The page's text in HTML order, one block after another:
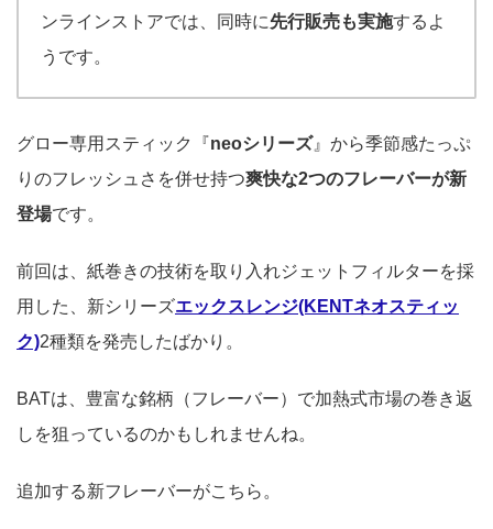
ンラインストアでは、同時に先行販売も実施するよ
うです。
グロー専用スティック『neoシリーズ』から季節感たっぷ
りのフレッシュさを併せ持つ爽快な2つのフレーバーが新
登場です。
前回は、紙巻きの技術を取り入れジェットフィルターを採
用した、新シリーズエックスレンジ(KENTネオスティッ
ク)2種類を発売したばかり。
BATは、豊富な銘柄（フレーバー）で加熱式市場の巻き返
しを狙っているのかもしれませんね。
追加する新フレーバーがこちら。